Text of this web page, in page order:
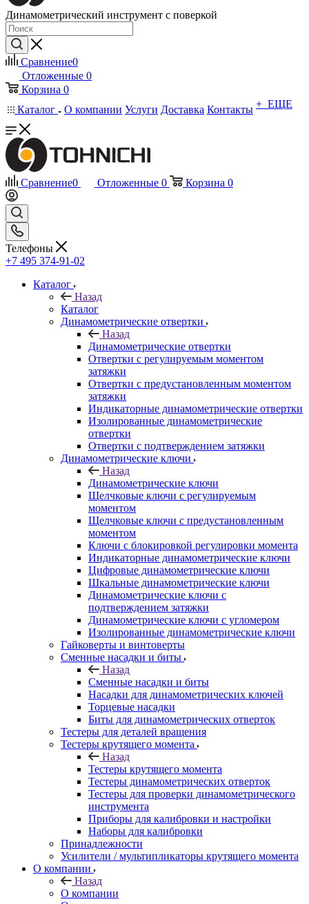
Динамометрический инструмент с поверкой
Сравнение0
Отложенные 0
Корзина 0
Каталог
О компании Услуги Доставка Контакты + ЕЩЕ
Сравнение0 Отложенные 0 Корзина 0
Телефоны
+7 495 374-91-02
Каталог
Назад
Каталог
Динамометрические отвертки
Назад
Динамометрические отвертки
Отвертки с регулируемым моментом
затяжки
Отвертки с предустановленным моментом
затяжки
Индикаторные динамометрические отвертки
Изолированные динамометрические
отвертки
Отвертки с подтверждением затяжки
Динамометрические ключи
Назад
Динамометрические ключи
Щелчковые ключи с регулируемым
моментом
Щелчковые ключи с предустановленным
моментом
Ключи с блокировкой регулировки момента
Индикаторные динамометрические ключи
Цифровые динамометрические ключи
Шкальные динамометрические ключи
Динамометрические ключи с
подтверждением затяжки
Динамометрические ключи с угломером
Изолированные динамометрические ключи
Гайковерты и винтоверты
Сменные насадки и биты
Назад
Сменные насадки и биты
Насадки для динамометрических ключей
Торцевые насадки
Биты для динамометрических отверток
Тестеры для деталей вращения
Тестеры крутящего момента
Назад
Тестеры крутящего момента
Тестеры динамометрических отверток
Тестеры для проверки динамометрического
инструмента
Приборы для калибровки и настройки
Наборы для калибровки
Принадлежности
Усилители / мультипликаторы крутящего момента
О компании
Назад
О компании